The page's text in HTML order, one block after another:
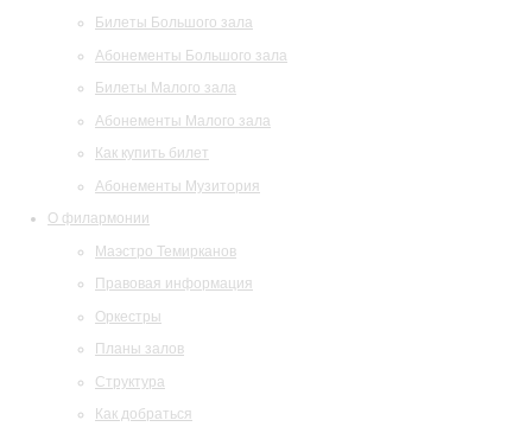
Билеты Большого зала
Абонементы Большого зала
Билеты Малого зала
Абонементы Малого зала
Как купить билет
Абонементы Музитория
О филармонии
Маэстро Темирканов
Правовая информация
Оркестры
Планы залов
Структура
Как добраться